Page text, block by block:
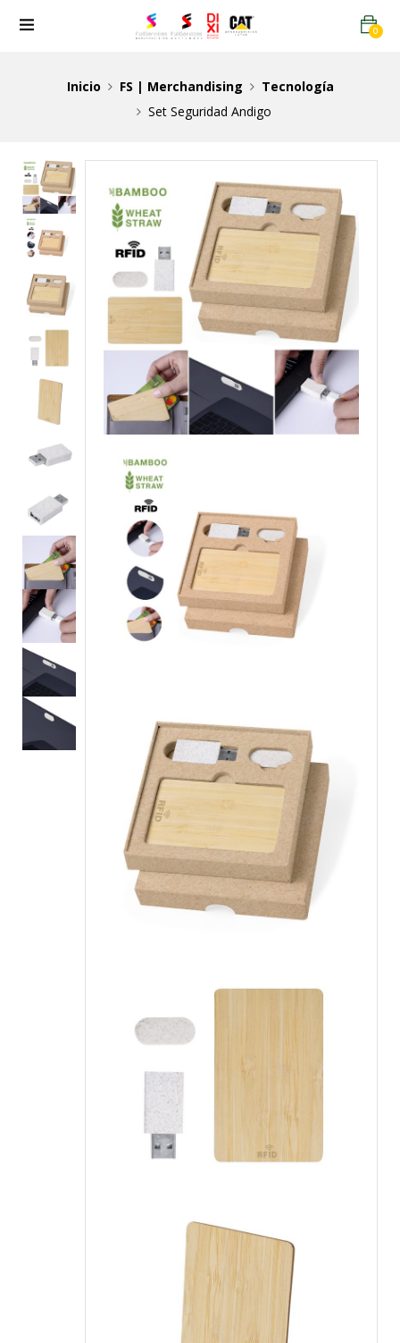
0
Inicio FS | Merchandising
Tecnología
Set Seguridad Andigo